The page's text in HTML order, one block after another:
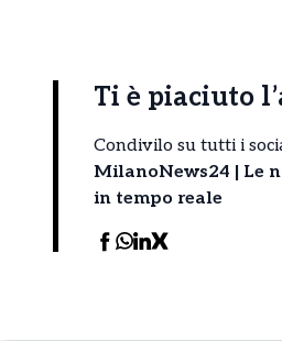
Ti è piaciuto
Condivilo su tutti i
MilanoNews24 | Le
in tempo reale